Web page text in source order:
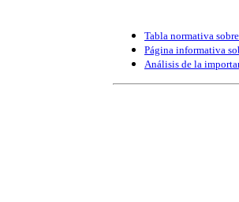
Tabla normativa
Página informativa
Análisis de la